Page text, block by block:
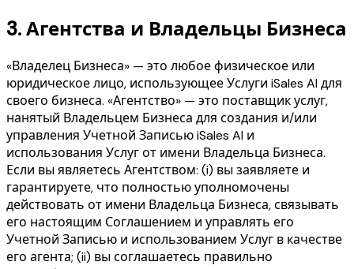
3.Агентства и Владельцы Бизнеса
«Владелец Бизнеса» — это любое физическое или
юридическое лицо, использующее Услуги iSales AI для
своего бизнеса. «Агентство» — это поставщик услуг,
нанятый Владельцем Бизнеса для создания и/или
управления Учетной Записью iSales AI и
использования Услуг от имени Владельца Бизнеса.
Если вы являетесь Агентством: (i) вы заявляете и
гарантируете, что полностью уполномочены
действовать от имени Владельца Бизнеса, связывать
его настоящим Соглашением и управлять его
Учетной Записью и использованием Услуг в качестве
его агента; (ii) вы соглашаетесь правильно